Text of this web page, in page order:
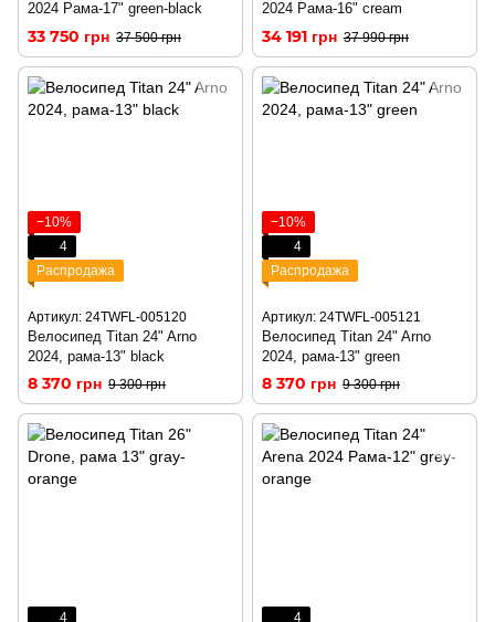
2024 Рама-17" green-black
33 750 грн 37 500 грн
2024 Рама-16" cream
34 191 грн 37 990 грн
−10%
4
Распродажа
Артикул: 24TWFL-005120
Велосипед Titan 24" Arno
2024, рама-13" black
8 370 грн 9 300 грн
−10%
4
Распродажа
Артикул: 24TWFL-005121
Велосипед Titan 24" Arno
2024, рама-13" green
8 370 грн 9 300 грн
4 4